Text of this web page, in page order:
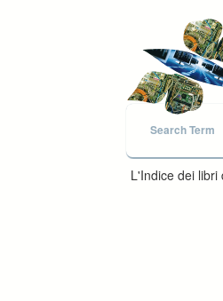
Search Term
L'Indice dei